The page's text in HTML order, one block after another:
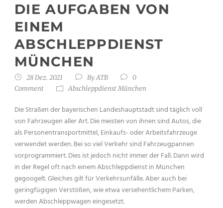
DIE AUFGABEN VON
EINEM
ABSCHLEPPDIENST
MÜNCHEN
28 Dez. 2021 ByATB
0
Comment
Abschleppdienst München
Die Straßen der bayerischen Landeshauptstadt sind täglich voll
von Fahrzeugen aller Art. Die meisten von ihnen sind Autos, die
als Personentransportmittel, Einkaufs- oder Arbeitsfahrzeuge
verwendet werden. Bei so viel Verkehr sind Fahrzeugpannen
vorprogrammiert. Dies ist jedoch nicht immer der Fall. Dann wird
in der Regel oft nach einem Abschleppdienst in München
gegoogelt. Gleiches gilt für Verkehrsunfälle. Aber auch bei
geringfügigen Verstößen, wie etwa versehentlichem Parken,
werden Abschleppwagen eingesetzt.